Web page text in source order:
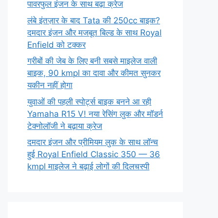
पावरफुल इंजन के साथ बढ़ा क्रेज
लंबे इंतज़ार के बाद Tata की 250cc बाइक?
दमदार इंजन और मजबूत बिल्ड के साथ Royal
Enfield को टक्कर
गरीबों की जेब के लिए बनी सबसे माइलेज वाली
बाइक, 90 kmpl का दावा और कीमत सुनकर
यकीन नहीं होगा
युवाओं की पहली स्पोर्ट्स बाइक बनने आ रही
Yamaha R15 V! नया रेसिंग लुक और मॉडर्न
टेक्नोलॉजी ने बढ़ाया क्रेज
दमदार इंजन और प्रीमियम लुक के साथ लॉन्च
हुई Royal Enfield Classic 350 — 36
kmpl माइलेज ने बढ़ाई लोगों की दिलचस्पी